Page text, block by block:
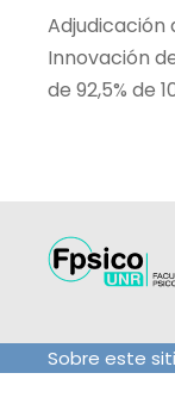
Adjudicación
Innovación
de 92,5% de
Sobre este